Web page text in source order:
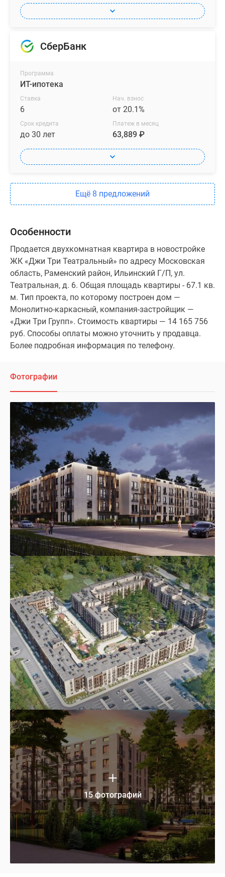
СберБанк
Программа
ИТ-ипотека
Ставка
6
Нач. взнос
от 20.1%
Срок кредита
до 30 лет
Платеж в месяц
63,889 ₽
Ещё 8 предложений
Особенности
Продается двухкомнатная квартира в новостройке
ЖК «Джи Три Театральный» по адресу Московская
область, Раменский район, Ильинский Г/П, ул.
Театральная, д. 6. Общая площадь квартиры - 67.1 кв.
м. Тип проекта, по которому построен дом —
Монолитно-каркасный, компания-застройщик —
«Джи Три Групп». Стоимость квартиры — 14 165 756
руб. Способы оплаты можно уточнить у продавца.
Более подробная информация по телефону.
Фотографии
15 фотографий